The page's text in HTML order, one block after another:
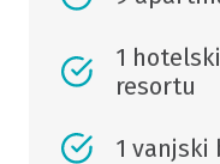
1
resortu
1 vanjski